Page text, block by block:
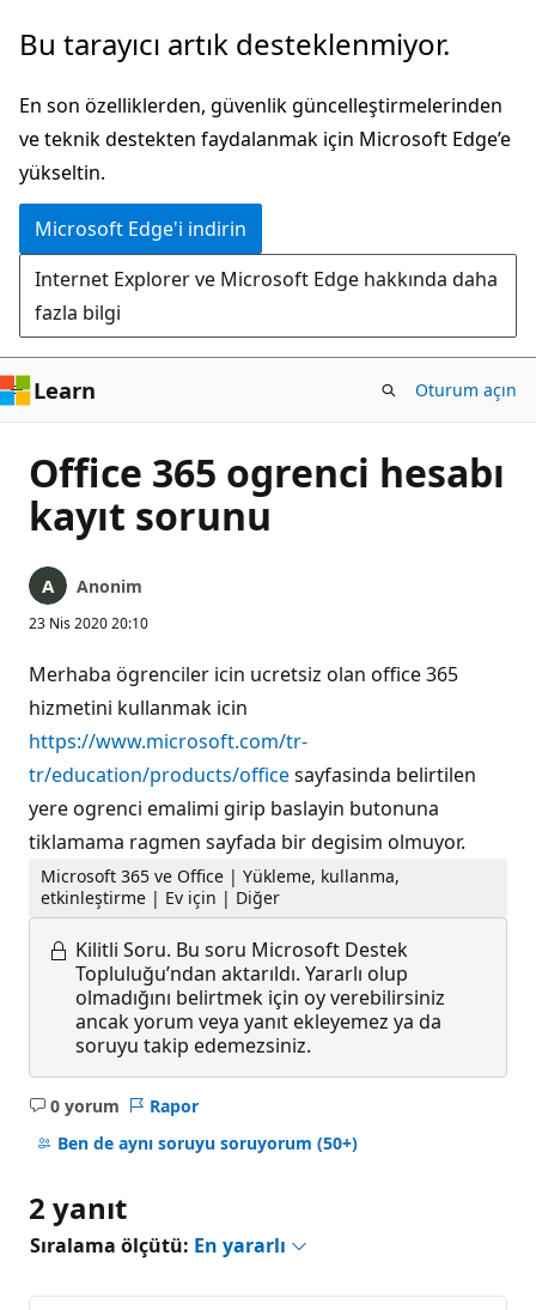
Ana
atla
Bu tarayıcı artık desteklenmiyor.
En son özelliklerden, güvenlik güncelleştirmelerinden
ve teknik destekten faydalanmak için Microsoft Edge’e
yükseltin.
Microsoft Edge'i indirin
Internet Explorer ve Microsoft Edge hakkında daha
fazla bilgi
Learn Oturum açın
Office 365 ogrenci hesabı
kayıt sorunu
Anonim
23 Nis 2020 20:10
Merhaba ögrenciler icin ucretsiz olan office 365
hizmetini kullanmak icin
https://www.microsoft.com/tr-
tr/education/products/officesayfasinda belirtilen
yere ogrenci emalimi girip baslayin butonuna
tiklamama ragmen sayfada bir degisim olmuyor.
Microsoft 365 ve Office | Yükleme, kullanma,
etkinleştirme | Ev için | Diğer
Kilitli Soru. Bu soru Microsoft Destek
Topluluğu’ndan aktarıldı. Yararlı olup
olmadığını belirtmek için oy verebilirsiniz
ancak yorum veya yanıt ekleyemez ya da
soruyu takip edemezsiniz.
0 yorum
Açıklama
yok
Rapor
Ben de aynı soruyu soruyorum (50+)
2 yanıt
Sıralama ölçütü: En yararlı